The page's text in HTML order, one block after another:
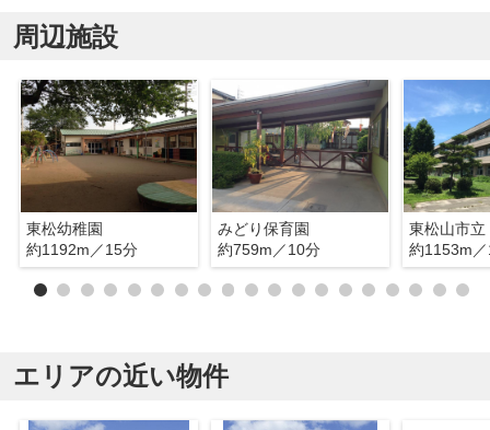
周辺施設
東松幼稚園
約1192m／15分
みどり保育園
約759m／10分
東松山市立
約1153m
エリアの近い物件